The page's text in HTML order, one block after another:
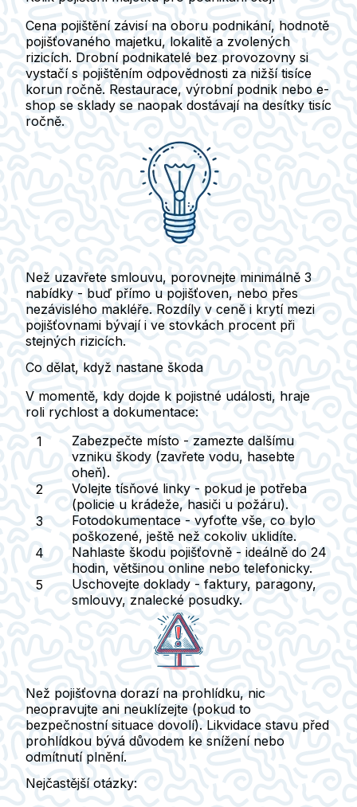
Cena pojištění závisí na oboru podnikání, hodnotě
pojišťovaného majetku, lokalitě a zvolených
rizicích. Drobní podnikatelé bez provozovny si
vystačí s pojištěním odpovědnosti za nižší tisíce
korun ročně. Restaurace, výrobní podnik nebo e-
shop se sklady se naopak dostávají na desítky tisíc
ročně.
Než uzavřete smlouvu, porovnejte minimálně 3
nabídky - buď přímo u pojišťoven, nebo přes
nezávislého makléře. Rozdíly v ceně i krytí mezi
pojišťovnami bývají i ve stovkách procent při
stejných rizicích.
Co dělat, když nastane škoda
V momentě, kdy dojde k pojistné události, hraje
roli rychlost a dokumentace:
Zabezpečte místo - zamezte dalšímu
vzniku škody (zavřete vodu, hasebte
oheň).
Volejte tísňové linky - pokud je potřeba
(policie u krádeže, hasiči u požáru).
Fotodokumentace - vyfoťte vše, co bylo
poškozené, ještě než cokoliv uklidíte.
Nahlaste škodu pojišťovně - ideálně do 24
hodin, většinou online nebo telefonicky.
Uschovejte doklady - faktury, paragony,
smlouvy, znalecké posudky.
Než pojišťovna dorazí na prohlídku, nic
neopravujte ani neuklízejte (pokud to
bezpečnostní situace dovolí). Likvidace stavu před
prohlídkou bývá důvodem ke snížení nebo
odmítnutí plnění.
Nejčastější otázky: